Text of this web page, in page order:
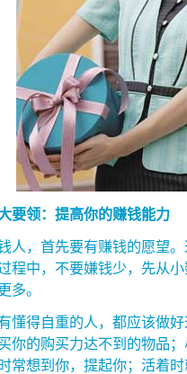
领：提高你的赚钱能力
，首先要有赚钱的愿望。
程中，不要嫌钱少，先从
多。
得自重的人，都应该做好
你的购买力达不到的物品
常想到你，提起你；活着